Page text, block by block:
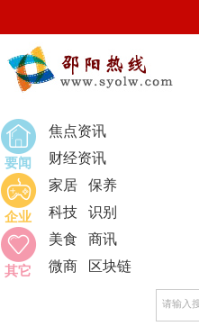
要闻
焦点资讯
财经资讯
企业
家居
保养
科技
识别
其它
美食
商讯
微商
区块链